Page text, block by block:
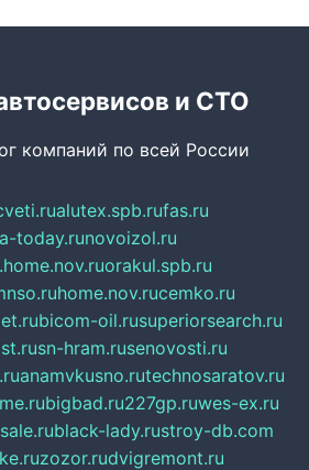
и СТО
компаний по всей России
alutex.spb.rufas.ru
today.runovoizol.ru
orakul.spb.ru
home.nov.rucemko.ru
bicom-oil.rusuperiorsearch.ru
sn-hram.rusenovosti.ru
anamvkusno.rutechnosaratov.ru
bigbad.ru227gp.ruwes-ex.ru
black-lady.rustroy-db.com
zozor.rudvigremont.ru